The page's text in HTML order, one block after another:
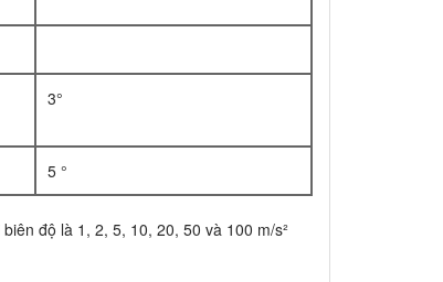
3°
5 °
độ là 1, 2, 5, 10, 20, 50 và 100 m/s²